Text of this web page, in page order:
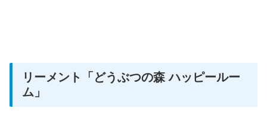
リーメント
「どうぶつの森 ハッピールー
ム」